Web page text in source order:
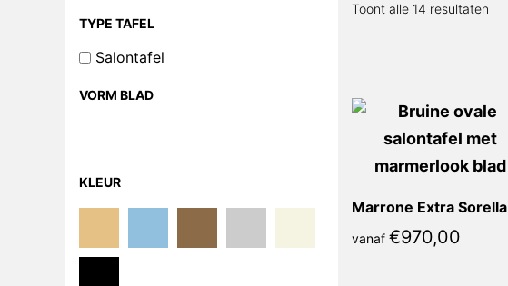
Toont alle 14 resultaten
vanaf €970,00
TYPE TAFEL
Salontafel
VORM BLAD
KLEUR